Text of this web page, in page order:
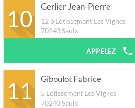
10 Gerlier Jean-Pierre
12 b Lotissement Les Vignes
70240Saulx
APPELEZ
11 Giboulot Fabrice
5 Lotissement Les Vignes
70240Saulx